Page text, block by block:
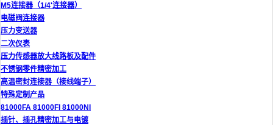
M5连接器（1/4'连接器）
电磁阀连接器
压力变送器
二次仪表
压力传感器放大线路板及配件
不锈钢零件精密加工
高温密封连接器（接线端子）
特殊定制产品
81000FA 81000FI 81000NI
插针、插孔精密加工与电镀